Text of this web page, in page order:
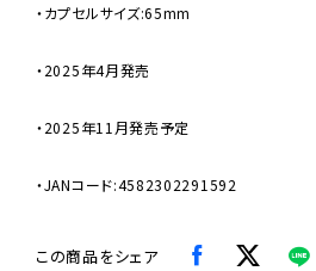
・カプセルサイズ:65mm
・2025年4月発売
・2025年11月発売予定
・JANコード:4582302291592
この商品をシェア